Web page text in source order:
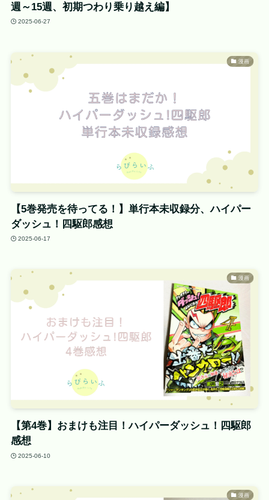
週～15週、初期つわり乗り越え編】
2025-06-27
漫画
【5巻発売を待ってる！】単行本未収録分、ハイパー
ダッシュ！四駆郎感想
2025-06-17
漫画
【第4巻】おまけも注目！ハイパーダッシュ！四駆郎
感想
2025-06-10
漫画